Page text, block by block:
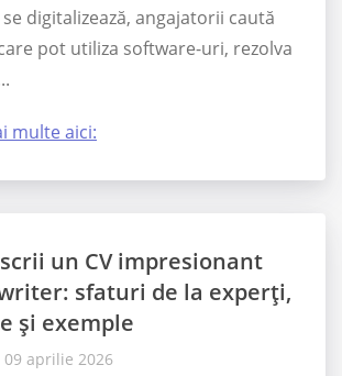
digitalizează, angajatorii caută
pot utiliza software-uri, rezolva
multe aici:
un CV impresionant
sfaturi de la experți,
și exemple
09 aprilie 2026